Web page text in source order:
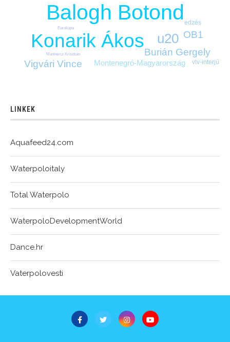
Balogh Botond
Konarik Ákos u20
Burián Gergely
OB1
Vigvári Vince Montenegró-Magyarország
edzés
vlv-interjú
Eurokupa
Manhercz Krisztián
LINKEK
Aquafeed24.com
Waterpoloitaly
Total Waterpolo
WaterpoloDevelopmentWorld
Dance.hr
Vaterpolovesti